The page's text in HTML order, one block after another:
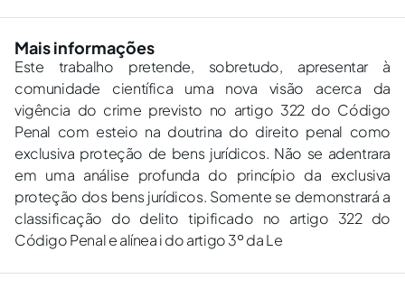
Mais informações
Este trabalho pretende, sobretudo, apresentar à
comunidade científica uma nova visão acerca da
vigência do crime previsto no artigo 322 do Código
Penal com esteio na doutrina do direito penal como
exclusiva proteção de bens jurídicos. Não se adentrara
em uma análise profunda do princípio da exclusiva
proteção dos bens jurídicos. Somente se demonstrará a
classificação do delito tipificado no artigo 322 do
Código Penal e alínea i do artigo 3º da Le